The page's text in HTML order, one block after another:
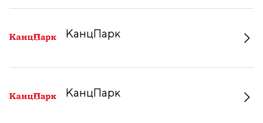
КанцПарк
КанцПарк